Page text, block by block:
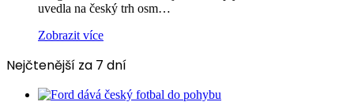
uvedla na český trh osm…
Zobrazit více
Nejčtenější za 7 dní